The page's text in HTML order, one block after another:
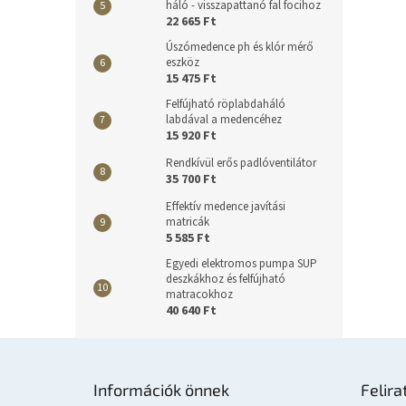
háló - visszapattanó fal focihoz
22 665 Ft
Úszómedence ph és klór mérő
eszköz
15 475 Ft
Felfújható röplabdaháló
labdával a medencéhez
15 920 Ft
Rendkívül erős padlóventilátor
35 700 Ft
Effektív medence javítási
matricák
5 585 Ft
Egyedi elektromos pumpa SUP
deszkákhoz és felfújható
matracokhoz
40 640 Ft
Információk önnek